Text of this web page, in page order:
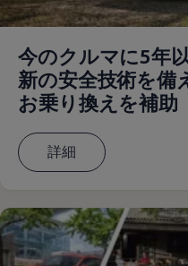
今のクルマに5年
新の安全技術を備
お乗り換えを補助
詳細